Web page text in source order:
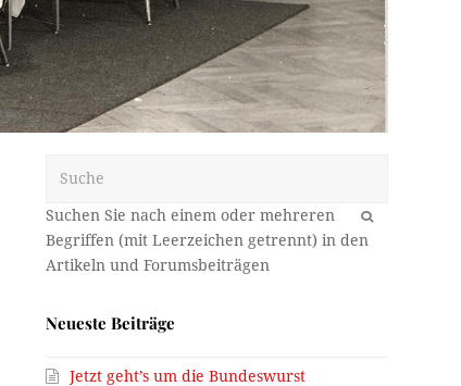
OK
Neueste Beiträge
Jetzt geht’s um die Bundeswurst